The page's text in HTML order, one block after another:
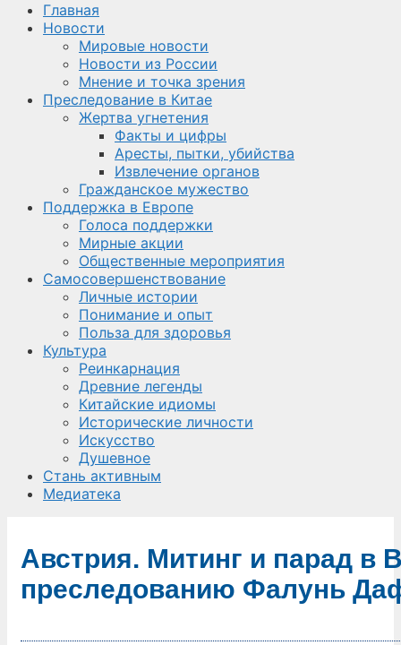
Главная
Новости
Мировые новости
Новости из России
Мнение и точка зрения
Преследование в Китае
Жертва угнетения
Факты и цифры
Аресты, пытки, убийства
Извлечение органов
Гражданское мужество
Поддержка в Европе
Голоса поддержки
Мирные акции
Общественные мероприятия
Самосовершенствование
Личные истории
Понимание и опыт
Польза для здоровья
Культура
Реинкарнация
Древние легенды
Китайские идиомы
Исторические личности
Искусство
Душевное
Стань активным
Медиатека
Австрия. Митинг и парад в
преследованию Фалунь